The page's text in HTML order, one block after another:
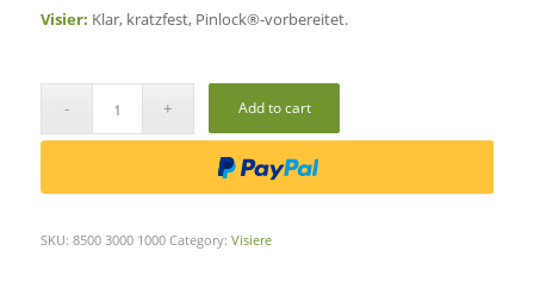
Visier: Klar, kratzfest, Pinlock®-vorbereitet.
Add to cart
SKU: 8500 3000 1000 Category: Visiere